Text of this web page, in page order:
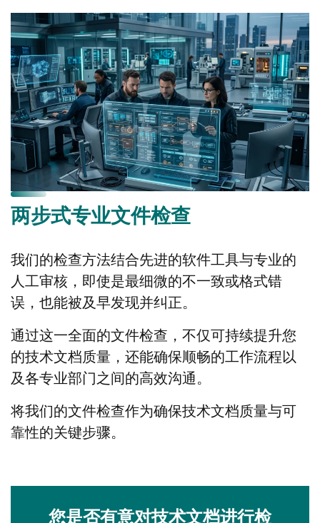
两步式专业文件检查
我们的检查方法结合先进的软件工具与专业的
人工审核，即使是最细微的不一致或格式错
误，也能被及早发现并纠正。
通过这一全面的文件检查，不仅可持续提升您
的技术文档质量，还能确保顺畅的工作流程以
及各专业部门之间的高效沟通。
将我们的文件检查作为确保技术文档质量与可
靠性的关键步骤。
您是否有意对技术文档进行检